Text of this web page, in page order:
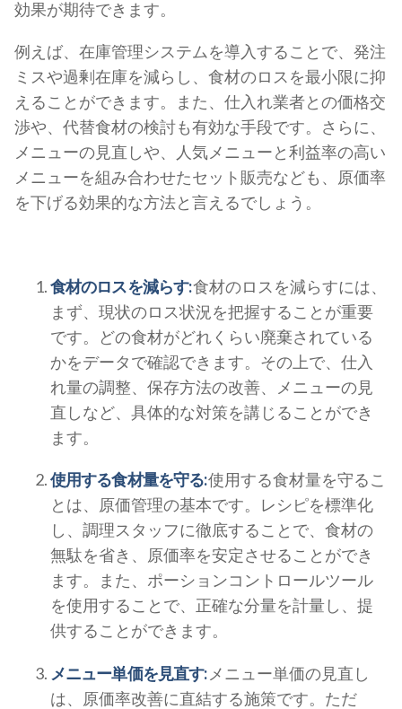
効果が期待できます。
例えば、在庫管理システムを導入することで、発注
ミスや過剰在庫を減らし、食材のロスを最小限に抑
えることができます。また、仕入れ業者との価格交
渉や、代替食材の検討も有効な手段です。さらに、
メニューの見直しや、人気メニューと利益率の高い
メニューを組み合わせたセット販売なども、原価率
を下げる効果的な方法と言えるでしょう。
食材のロスを減らす:食材のロスを減らすには、
まず、現状のロス状況を把握することが重要
です。どの食材がどれくらい廃棄されている
かをデータで確認できます。その上で、仕入
れ量の調整、保存方法の改善、メニューの見
直しなど、具体的な対策を講じることができ
ます。
使用する食材量を守る:使用する食材量を守るこ
とは、原価管理の基本です。レシピを標準化
し、調理スタッフに徹底することで、食材の
無駄を省き、原価率を安定させることができ
ます。また、ポーションコントロールツール
を使用することで、正確な分量を計量し、提
供することができます。
メニュー単価を見直す: メニュー単価の見直し
は、原価率改善に直結する施策です。ただ